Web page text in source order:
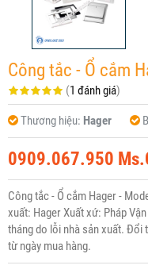
Công tắc - Ổ cắm
(1 đánh giá)
Thương hiệu: Hager
0909.067.950
Công tắc - Ổ cắm Hager -
xuất: Hager Xuất xứ: Pháp
tháng do lỗi nhà sản xuất. Đổi
từ ngày mua hàng.